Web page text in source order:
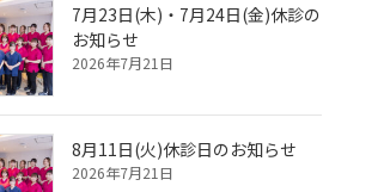
7月23日(木)・7月24日(金)休診の
お知らせ
2026年7月21日
8月11日(火)休診日のお知らせ
2026年7月21日